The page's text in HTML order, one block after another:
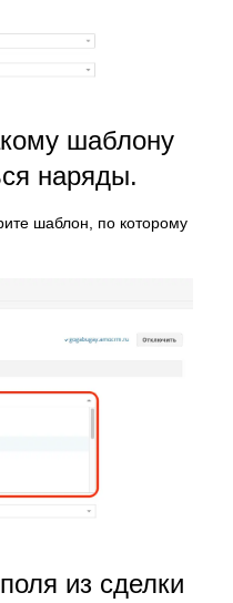
шаблону
наряды.
шаблон, по которому
из сделки